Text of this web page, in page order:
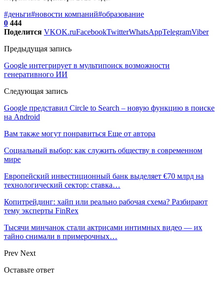
#деньги#новости компаний#образование
0 444
Поделится VKOK.ruFacebookTwitterWhatsAppTelegramViber
Предыдущая запись
Google интегрирует в мультипоиск возможности
генеративного ИИ
Следующая запись
Google представил Circle to Search – новую функцию в поиске
на Android
Вам также могут понравиться Еще от автора
Социальный выбор: как служить обществу в современном
мире
Европейский инвестиционный банк выделяет €70 млрд на
технологический сектор: ставка…
Копитрейдинг: хайп или реально рабочая схема? Разбирают
тему эксперты FinRex
Тысячи минчанок стали актрисами интимных видео — их
тайно снимали в примерочных…
Prev Next
Оставьте ответ